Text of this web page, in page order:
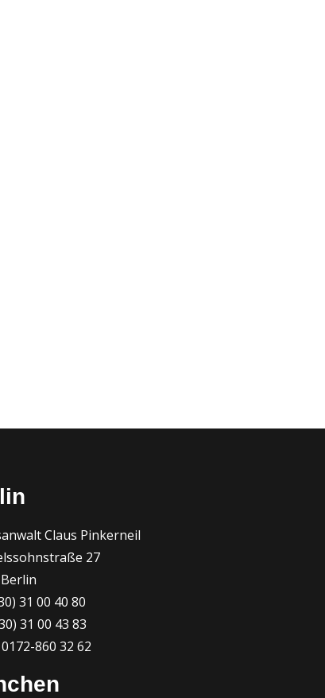
Claus Pinkerneil
27
31 00 40 80
31 00 43 83
860 32 62